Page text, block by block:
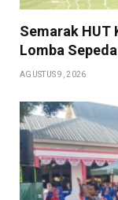
Semarak HUT
Lomba
AGUSTUS 9, 2026